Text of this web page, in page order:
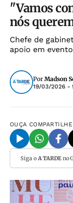
"Vamos
nós
Chefe de
apoio em
Por Madson
19/03/2026 -
OUÇA COMPARTILHE
Siga o A TARDEno